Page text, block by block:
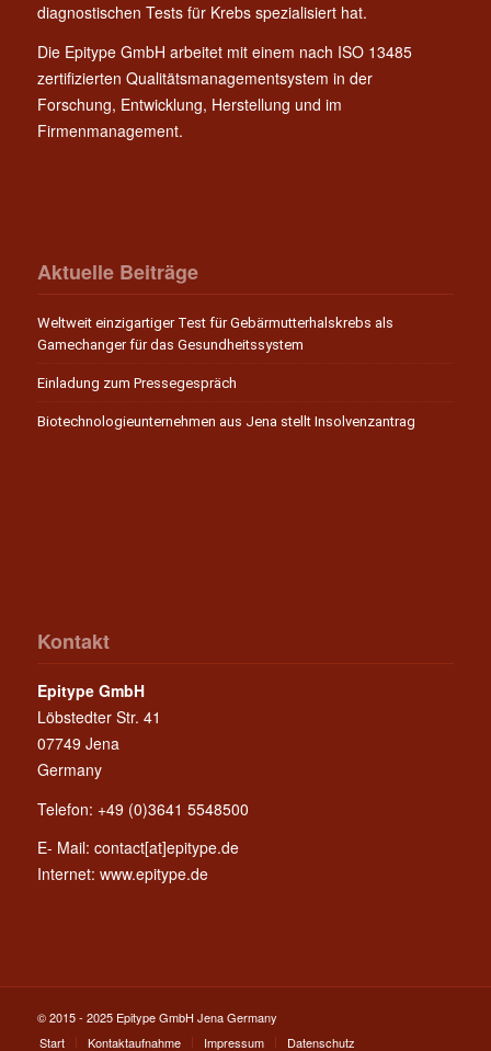
diagnostischen Tests für Krebs spezialisiert hat.
Die Epitype GmbH arbeitet mit einem nach ISO 13485
zertifizierten Qualitätsmanagementsystem in der
Forschung, Entwicklung, Herstellung und im
Firmenmanagement.
Aktuelle Beiträge
Weltweit einzigartiger Test für Gebärmutterhalskrebs als
Gamechanger für das Gesundheitssystem
Einladung zum Pressegespräch
Biotechnologieunternehmen aus Jena stellt Insolvenzantrag
Kontakt
Epitype GmbH
Löbstedter Str. 41
07749 Jena
Germany
Telefon: +49 (0)3641 5548500
E- Mail: contact[at]epitype.de
Internet: www.epitype.de
© 2015 - 2025 Epitype GmbH Jena Germany
Start
Kontaktaufnahme Impressum Datenschutz